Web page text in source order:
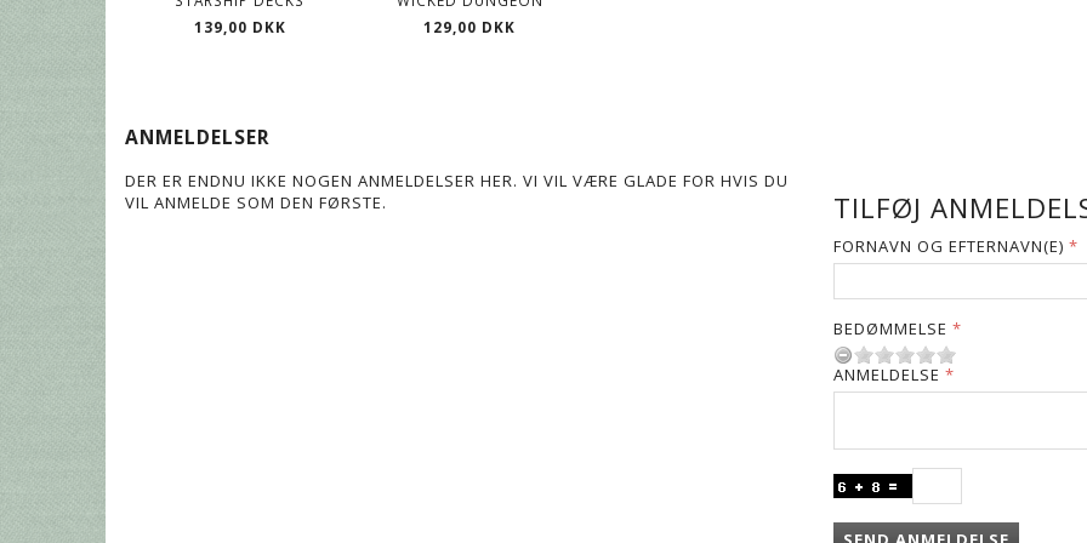
139,00 DKK
129,00 DKK
ANMELDELSER
DER ER ENDNU IKKE NOGEN ANMELDELSER HER. VI VIL VÆRE GLADE FOR HVIS DU
VIL ANMELDE SOM DEN FØRSTE.
TILFØJ
FORNAVN OG EFTERNAVN(E)
BEDØMMELSE
ANMELDELSE